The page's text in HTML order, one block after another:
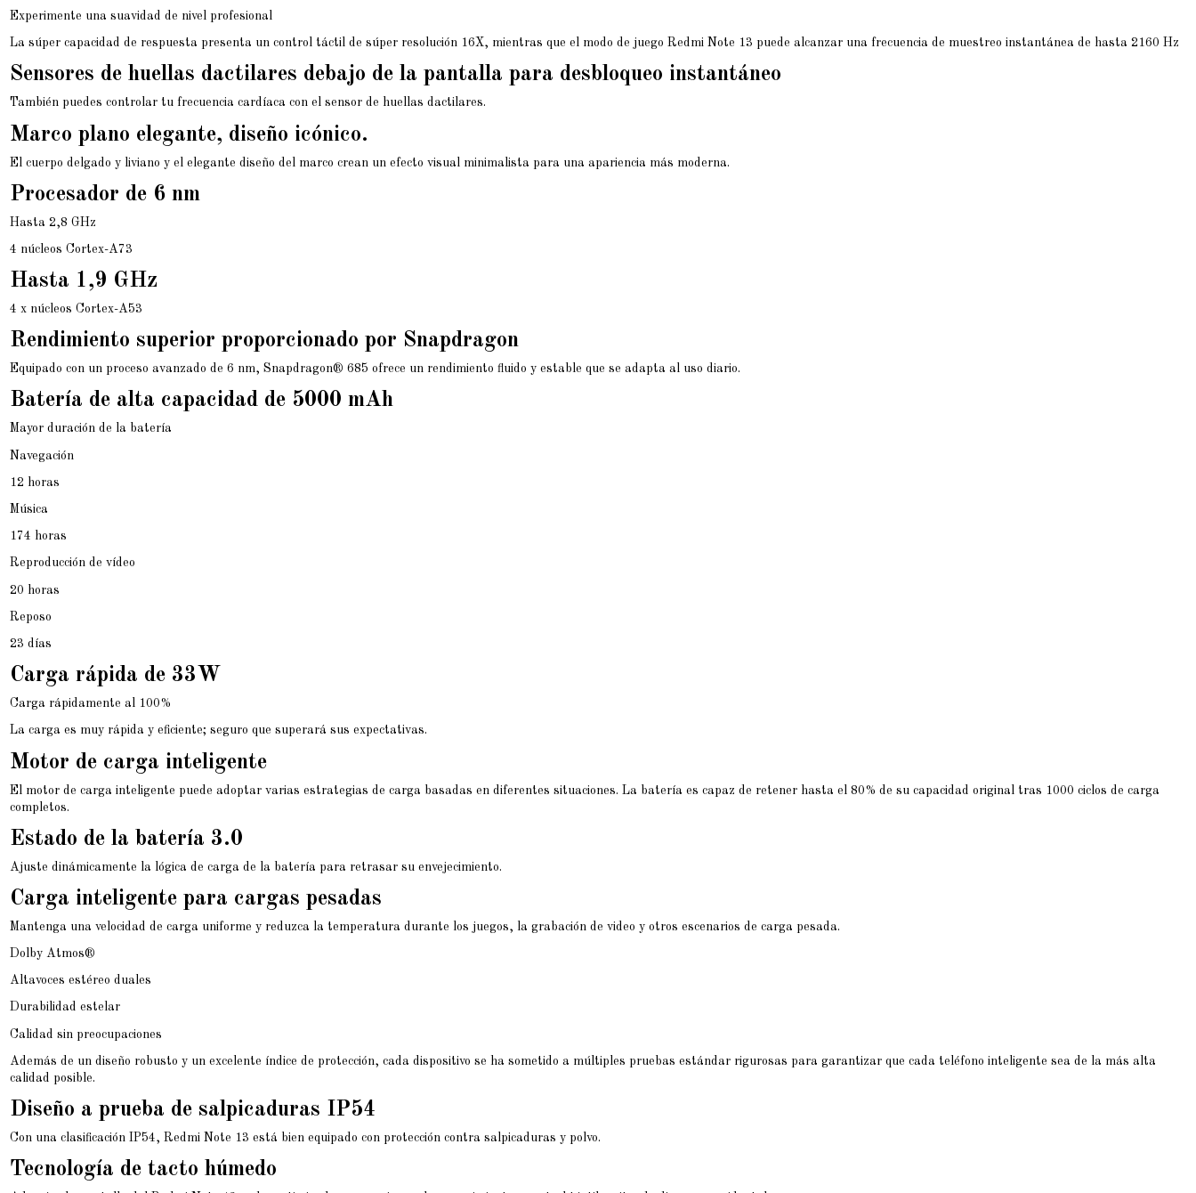
Experimente una suavidad de nivel profesional
La súper capacidad de respuesta presenta un control táctil de súper resolución 16X, mientras que el modo de juego Redmi Note 13 puede alcanzar una frecuencia de muestreo instantánea de hasta 2160 Hz
Sensores de huellas dactilares debajo de la pantalla para desbloqueo instantáneo
También puedes controlar tu frecuencia cardíaca con el sensor de huellas dactilares.
Marco plano elegante, diseño icónico.
El cuerpo delgado y liviano y el elegante diseño del marco crean un efecto visual minimalista para una apariencia más moderna.
Procesador de 6 nm
Hasta 2,8 GHz
4 núcleos Cortex-A73
Hasta 1,9 GHz
4 x núcleos Cortex-A53
Rendimiento superior proporcionado por Snapdragon
Equipado con un proceso avanzado de 6 nm, Snapdragon® 685 ofrece un rendimiento fluido y estable que se adapta al uso diario.
Batería de alta capacidad de 5000 mAh
Mayor duración de la batería
Navegación
12 horas
Música
174 horas
Reproducción de vídeo
20 horas
Reposo
23 días
Carga rápida de 33W
Carga rápidamente al 100%
La carga es muy rápida y eficiente; seguro que superará sus expectativas.
Motor de carga inteligente
El motor de carga inteligente puede adoptar varias estrategias de carga basadas en diferentes situaciones. La batería es capaz de retener hasta el 80% de su capacidad original tras 1000 ciclos de carga
completos.
Estado de la batería 3.0
Ajuste dinámicamente la lógica de carga de la batería para retrasar su envejecimiento.
Carga inteligente para cargas pesadas
Mantenga una velocidad de carga uniforme y reduzca la temperatura durante los juegos, la grabación de video y otros escenarios de carga pesada.
Dolby Atmos®
Altavoces estéreo duales
Durabilidad estelar
Calidad sin preocupaciones
Además de un diseño robusto y un excelente índice de protección, cada dispositivo se ha sometido a múltiples pruebas estándar rigurosas para garantizar que cada teléfono inteligente sea de la más alta
calidad posible.
Diseño a prueba de salpicaduras IP54
Con una clasificación IP54, Redmi Note 13 está bien equipado con protección contra salpicaduras y polvo.
Tecnología de tacto húmedo